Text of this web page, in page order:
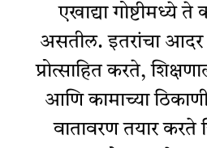
एखाद्या गोष्टीमध्ये ते
असतील. इतरांचा आदर
प्रोत्साहित करते,
आणि कामाच्या
वातावरण तयार करते